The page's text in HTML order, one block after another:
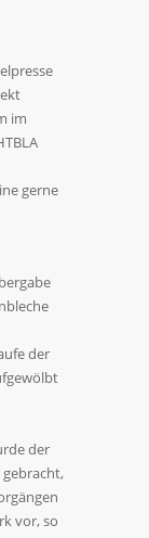
im
gerne
der
der
vor, so